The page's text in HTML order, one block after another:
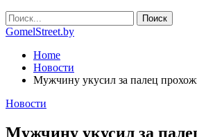
GomelStreet.by
Home
Новости
Мужчину укусил за палец
Новости
Мужчину укусил за